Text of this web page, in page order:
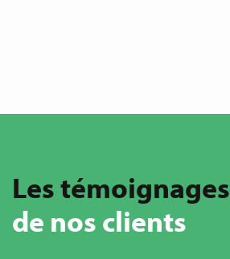
Les témoignages
de nos clients